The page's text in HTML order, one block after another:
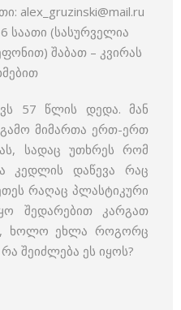
alex_gruzinski@mail.ru
საათი (სასურველია
შაბათ – კვირას
57 წლის დედა. მან
მიმართა ერთ-ერთ
სადაც უთხრეს რომ
კედლის დაწევა რაც
რაღაც პლასტიკური
შედარებით კარგათ
ხოლო ეხლა როგორც
შეიძლება ეს იყოს?